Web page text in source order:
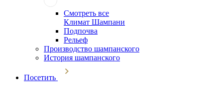
Смотреть все
Климат Шампани
Подпочва
Рельеф
Производство шампанского
История шампанского
Посетить